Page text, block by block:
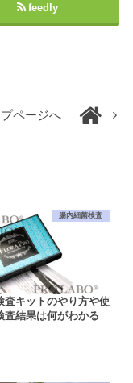
feedly
プページへ
腸内細菌検査
査キットのやり方や使
査結果は何がわかる